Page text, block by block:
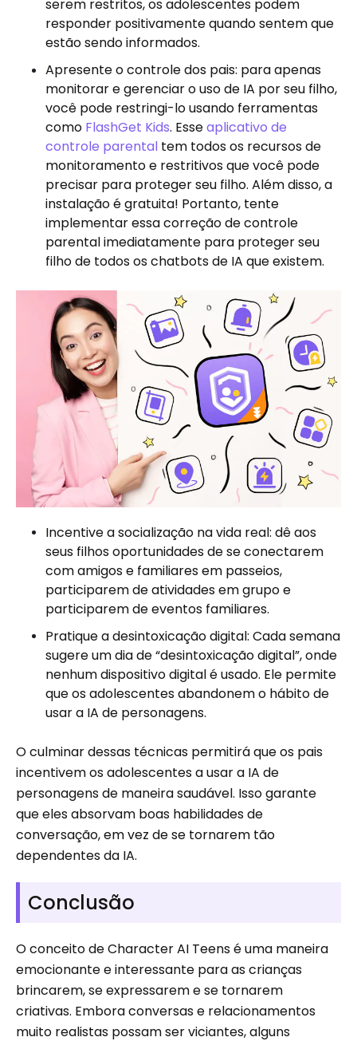
serem restritos, os adolescentes podem
responder positivamente quando sentem que
estão sendo informados.
Apresente o controle dos pais: para apenas
monitorar e gerenciar o uso de IA por seu filho,
você pode restringi-lo usando ferramentas
como FlashGet Kids. Esseaplicativo de
controle parental tem todos os recursos de
monitoramento e restritivos que você pode
precisar para proteger seu filho. Além disso, a
instalação é gratuita! Portanto, tente
implementar essa correção de controle
parental imediatamente para proteger seu
filho de todos os chatbots de IA que existem.
Incentive a socialização na vida real: dê aos
seus filhos oportunidades de se conectarem
com amigos e familiares em passeios,
participarem de atividades em grupo e
participarem de eventos familiares.
Pratique a desintoxicação digital: Cada semana
sugere um dia de “desintoxicação digital”, onde
nenhum dispositivo digital é usado. Ele permite
que os adolescentes abandonem o hábito de
usar a IA de personagens.
O culminar dessas técnicas permitirá que os pais
incentivem os adolescentes a usar a IA de
personagens de maneira saudável. Isso garante
que eles absorvam boas habilidades de
conversação, em vez de se tornarem tão
dependentes da IA.
Conclusão
O conceito de Character AI Teens é uma maneira
emocionante e interessante para as crianças
brincarem, se expressarem e se tornarem
criativas. Embora conversas e relacionamentos
muito realistas possam ser viciantes, alguns